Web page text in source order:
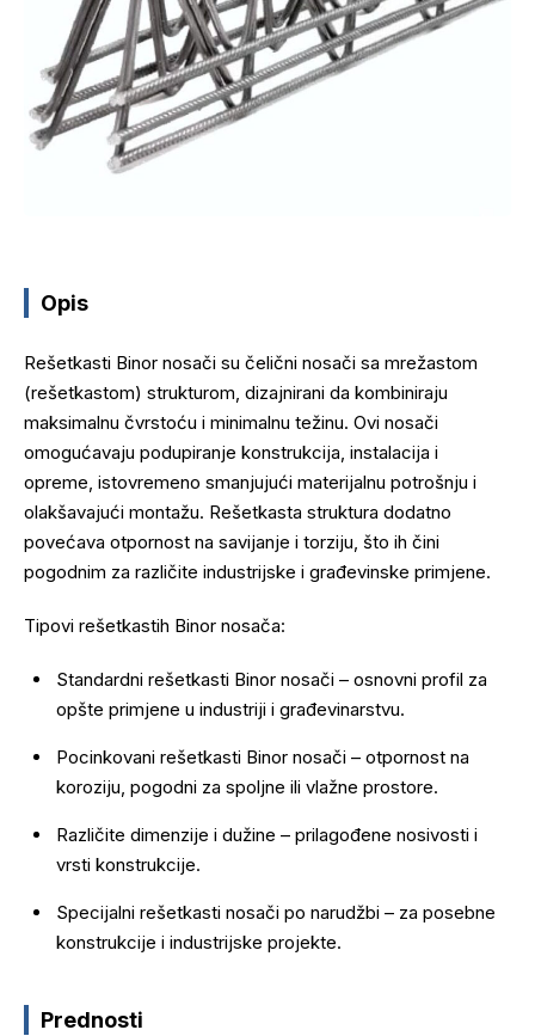
Opis
Rešetkasti Binor nosači su čelični nosači sa mrežastom
(rešetkastom) strukturom, dizajnirani da kombiniraju
maksimalnu čvrstoću i minimalnu težinu. Ovi nosači
omogućavaju podupiranje konstrukcija, instalacija i
opreme, istovremeno smanjujući materijalnu potrošnju i
olakšavajući montažu. Rešetkasta struktura dodatno
povećava otpornost na savijanje i torziju, što ih čini
pogodnim za različite industrijske i građevinske primjene.
Tipovi rešetkastih Binor nosača:
Standardni rešetkasti Binor nosači – osnovni profil za
opšte primjene u industriji i građevinarstvu.
Pocinkovani rešetkasti Binor nosači – otpornost na
koroziju, pogodni za spoljne ili vlažne prostore.
Različite dimenzije i dužine – prilagođene nosivosti i
vrsti konstrukcije.
Specijalni rešetkasti nosači po narudžbi – za posebne
konstrukcije i industrijske projekte.
Prednosti